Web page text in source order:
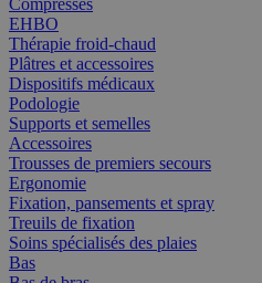
Compresses
EHBO
Thérapie froid-chaud
Plâtres et accessoires
Dispositifs médicaux
Podologie
Supports et semelles
Accessoires
Trousses de premiers secours
Ergonomie
Fixation, pansements et spray
Treuils de fixation
Soins spécialisés des plaies
Bas